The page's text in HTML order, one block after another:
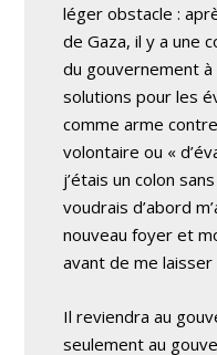
léger obstacle :
de Gaza, il y a une
du gouvernement
solutions pour les
comme arme
volontaire ou «
j’étais un colon
voudrais d’abord
nouveau foyer et
avant de me
Il reviendra au
seulement au